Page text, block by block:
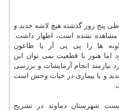
طی پنج روز گذشته هیچ لاشه جدید و
مشاهده نشده است، اظهار داشت:
ها را پی پی آر یا طاعون
اما هنوز با قطعیت نمی توان این
نیازمند انجام آزمایشات و بررسی
و یا بیماری در حیات وحش است
شهرستان دماوند در تشریح